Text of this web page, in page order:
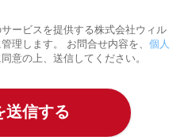
ービスを提供する株式会社ウィル
理します。 お問合せ内容を、 個人
同意の上、送信してください。